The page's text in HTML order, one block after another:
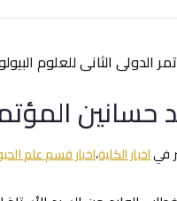
المؤتمر
فياخبار الكلية،اخبار قسم علم